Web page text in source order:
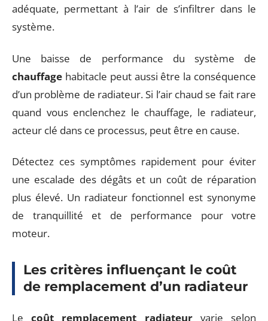
adéquate, permettant à l’air de s’infiltrer dans le
système.
Une baisse de performance du système de
chauffage habitacle peut aussi être la conséquence
d’un problème de radiateur. Si l’air chaud se fait rare
quand vous enclenchez le chauffage, le radiateur,
acteur clé dans ce processus, peut être en cause.
Détectez ces symptômes rapidement pour éviter
une escalade des dégâts et un coût de réparation
plus élevé. Un radiateur fonctionnel est synonyme
de tranquillité et de performance pour votre
moteur.
Les critères influençant le coût
de remplacement d’un radiateur
Lecoût remplacement radiateurvarie selon